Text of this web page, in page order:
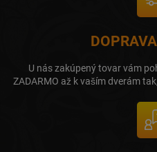
U nás zakúpený tovar vám
ZADARMO až k vaším dverám